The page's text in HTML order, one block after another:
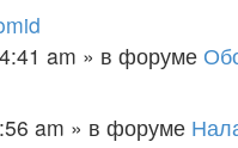
am » в форуме
am » в форуме